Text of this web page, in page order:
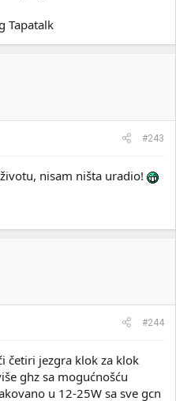
Tapatalk
#243
nisam ništa uradio!
#244
četiri jezgra klok za klok
ghz sa mogućnošću
u 12-25W sa sve gcn